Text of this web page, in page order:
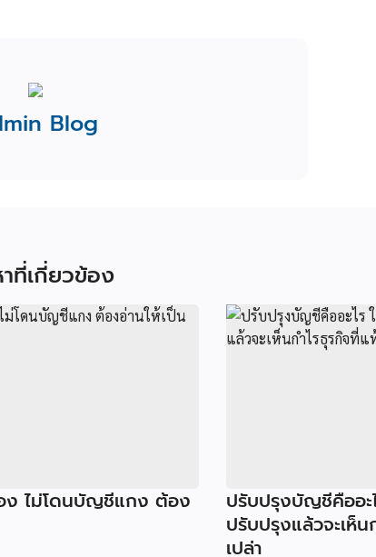
Blog
ที่เกี่ยวข้อง
ง ไม่โดนบัญชีแกง ต้อง
ปรับปรุงบัญชีคืออะ
ปรับปรุงแล้วจะเห็
เปล่า